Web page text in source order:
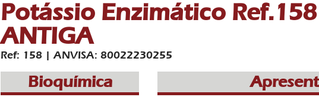
Potássio Enzimático
ANTIGA
Ref: 158 | ANVISA: 80022230255
Bioquímica